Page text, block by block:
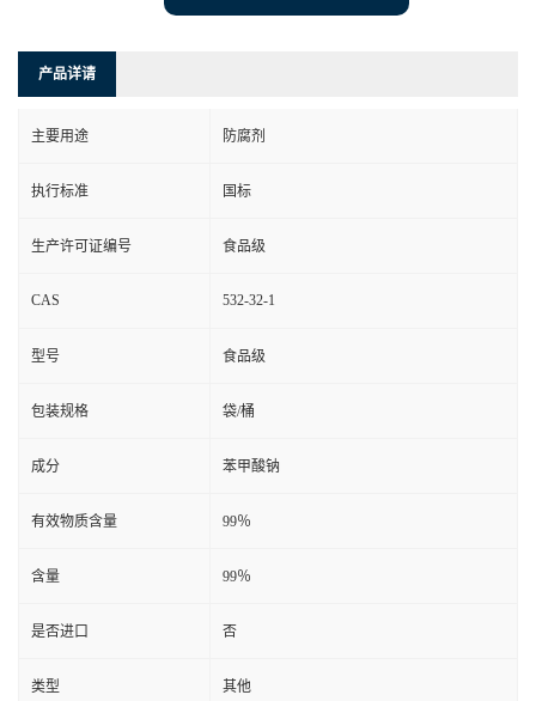
产品详请
主要用途 防腐剂
执行标准 国标
生产许可证编号 食品级
CAS 532-32-1
型号 食品级
包装规格 袋/桶
成分 苯甲酸钠
有效物质含量 99％
含量 99％
是否进口 否
类型 其他